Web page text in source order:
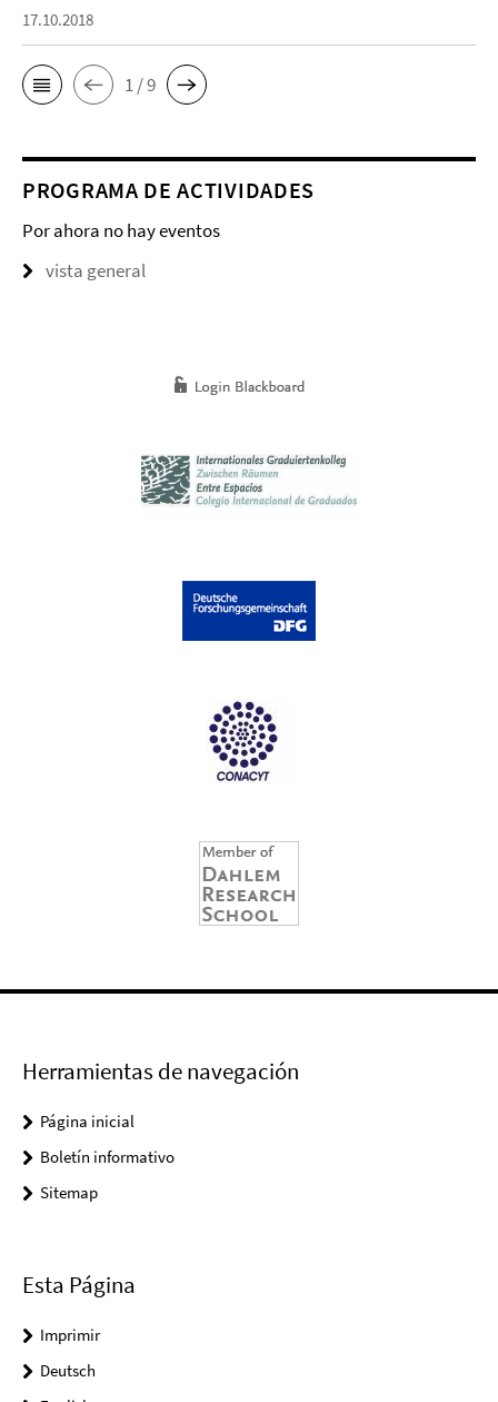
17.10.2018
1 / 9
PROGRAMA DE ACTIVIDADES
Por ahora no hay eventos
vista general
Herramientas de navegación
Página inicial
Boletín informativo
Sitemap
Esta Página
Imprimir
Deutsch